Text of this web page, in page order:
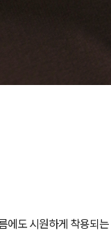
에도 시원하게 착용되는